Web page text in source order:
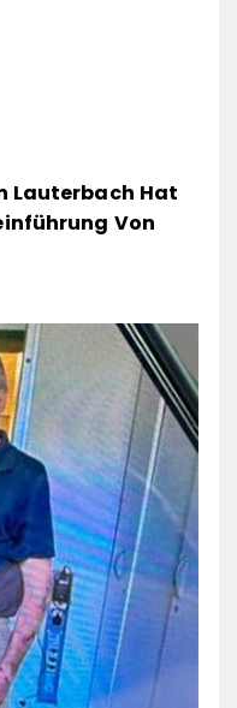
Lauterbach Hat
Von